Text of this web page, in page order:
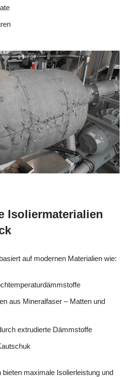
Isoliermaterialien
auf modernen Materialien wie:
aus Mineralfaser – Matten und
extrudierte Dämmstoffe
bieten maximale Isolierleistung und